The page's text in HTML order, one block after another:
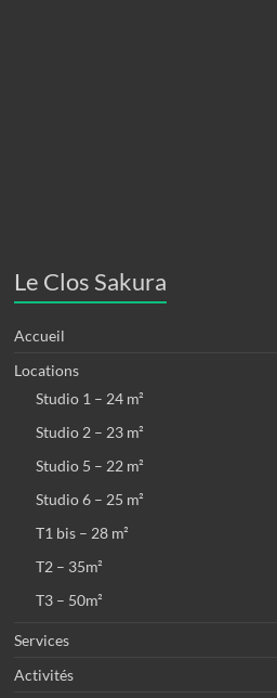
Le Clos Sakura
Accueil
Locations
Studio 1 – 24 m²
Studio 2 – 23 m²
Studio 5 – 22 m²
Studio 6 – 25 m²
T1 bis – 28 m²
T2 – 35m²
T3 – 50m²
Services
Activités